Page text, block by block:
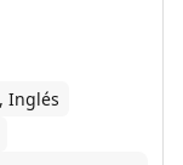
Inglés